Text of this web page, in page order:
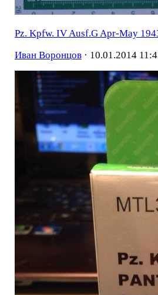
Pz. Kpfw. IV Ausf.G Apr-May
Иван Воронцов· 10.01.2014